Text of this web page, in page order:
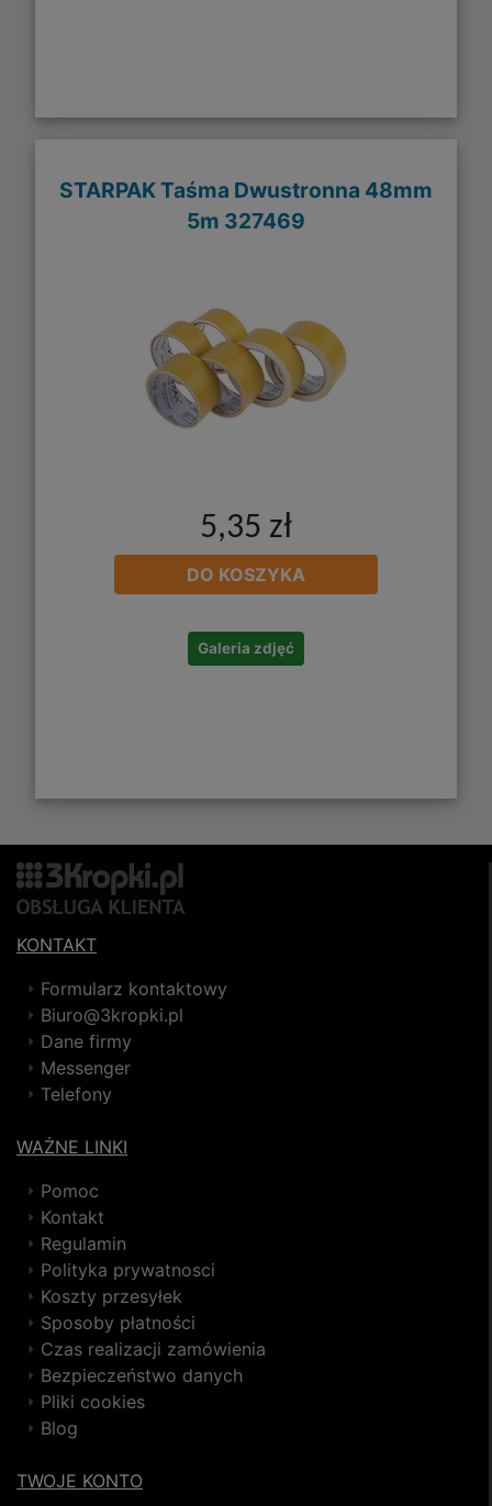
STARPAK Taśma Dwustronna 48mm
5m 327469
5,35 zł
DO KOSZYKA
Galeria zdjęć
KONTAKT
Formularz kontaktowy
Biuro@3kropki.pl
Dane firmy
Messenger
Telefony
WAŻNE LINKI
Pomoc
Kontakt
Regulamin
Polityka prywatnosci
Koszty przesyłek
Sposoby płatności
Czas realizacji zamówienia
Bezpieczeństwo danych
Pliki cookies
Blog
TWOJE KONTO